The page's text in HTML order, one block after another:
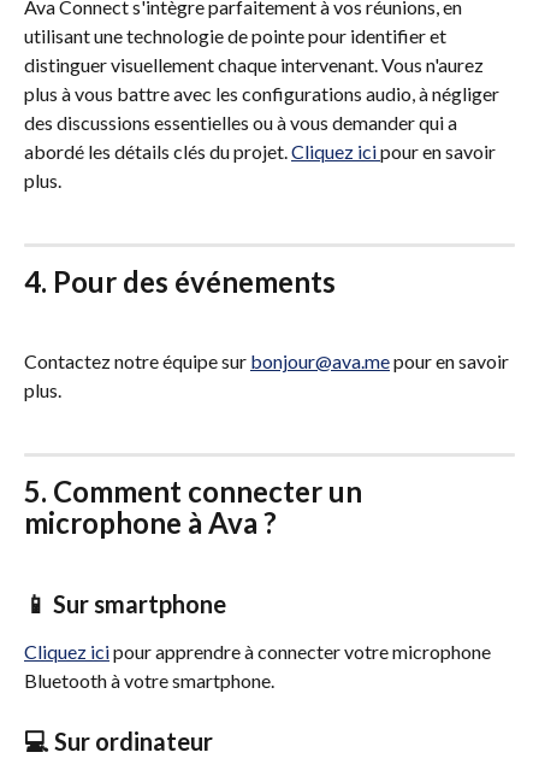
Ava Connect s'intègre parfaitement à vos réunions, en
utilisant une technologie de pointe pour identifier et
distinguer visuellement chaque intervenant. Vous n'aurez
plus à vous battre avec les configurations audio, à négliger
des discussions essentielles ou à vous demander qui a
abordé les détails clés du projet. Cliquez ici pour en savoir
plus.
4. Pour des événements
Contactez notre équipe sur bonjour@ava.me pour en savoir
plus.
5. Comment connecter un
microphone à Ava ?
📱 Sur smartphone
Cliquez ici pour apprendre à connecter votre microphone
Bluetooth à votre smartphone.
💻 Sur ordinateur